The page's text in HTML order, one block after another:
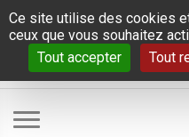
Panneau de gestion des
Ce site utilise des cookies
ceux que vous souhaitez
Tout accepter
Tout